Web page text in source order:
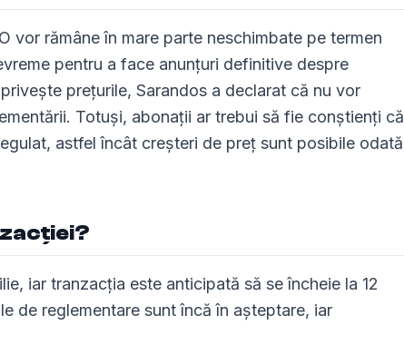
vor rămâne în mare parte neschimbate pe termen
pentru a face anunțuri definitive despre
prețurile, Sarandos a declarat că nu vor
Totuși, abonații ar trebui să fie conștienți că
astfel încât creșteri de preț sunt posibile odată
iar tranzacția este anticipată să se încheie la 12
de reglementare sunt încă în așteptare, iar